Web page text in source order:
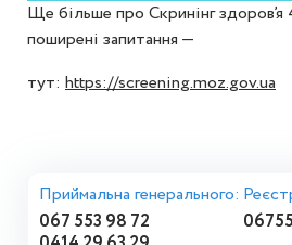
Ще більше про Скринінг здоров’я
поширені запитання —
тут: https://screening.moz.gov.ua
Приймальна генерального:
067 553 98 72